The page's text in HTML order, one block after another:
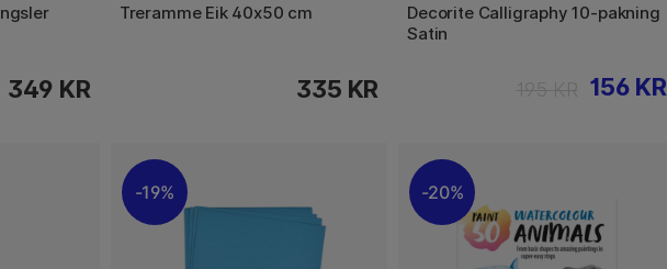
349 KR
Treramme Eik 40x50 cm
335 KR
Decorite Calligraphy 10-pakning
Satin
156 KR
19% 20%